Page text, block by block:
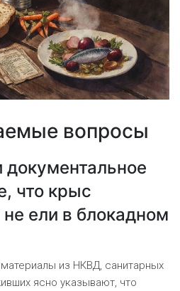
вопросы
что крыс
ели в блокадном
из НКВД, санитарных
ясно указывают, что